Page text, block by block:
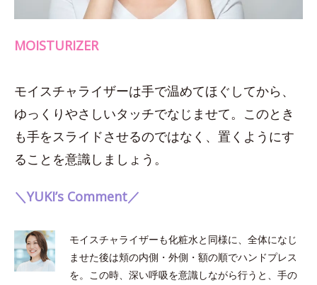
MOISTURIZER
モイスチャライザーは手で温めてほぐしてから、
ゆっくりやさしいタッチでなじませて。このとき
も手をスライドさせるのではなく、置くようにす
ることを意識しましょう。
＼YUKI’s Comment／
モイスチャライザーも化粧水と同様に、全体になじ
ませた後は頬の内側・外側・額の順でハンドプレス
を。この時、深い呼吸を意識しながら行うと、手の